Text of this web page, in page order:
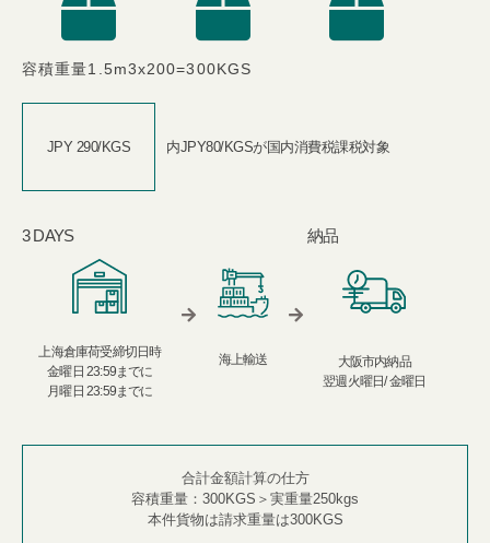
容積重量1.5m3x200=300KGS​
JPY ​ 290/KGS 内JPY80/KGS​が国内消費税課税対象​
3 DAYS​
上海倉庫荷受​​締切日時
金曜日 23:59までに
月曜日 23:59までに
海上輸送
納品​
大阪市内納品
翌週火曜日/ 金曜日
合計金額計算の仕方
容積重量： 300KGS ＞実重量250kgs
本件貨物は請求重量は300KGS